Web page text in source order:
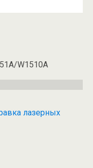
W1510A
лазерных